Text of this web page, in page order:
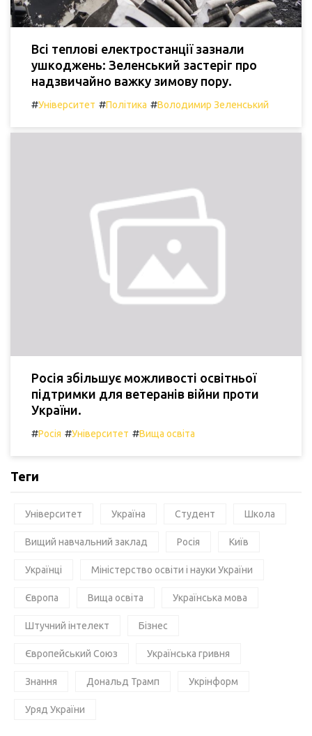
Всі теплові електростанції зазнали
ушкоджень: Зеленський застеріг про
надзвичайно важку зимову пору.
#Університет #Політика #Володимир Зеленський
Росія збільшує можливості освітньої
підтримки для ветеранів війни проти
України.
#Росія #Університет #Вища освіта
Теги
Університет Україна Студент Школа
Вищий навчальний заклад Росія Київ
Українці Міністерство освіти і науки України
Європа Вища освіта Українська мова
Штучний інтелект Бізнес
Європейський Союз Українська гривня
Знання Дональд Трамп Укрінформ
Уряд України